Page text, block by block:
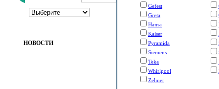
НОВОСТИ
Gefest
Greta
Hansa
Kaiser
Pyramida
Siemens
Teka
Whirlpool
Zelmer